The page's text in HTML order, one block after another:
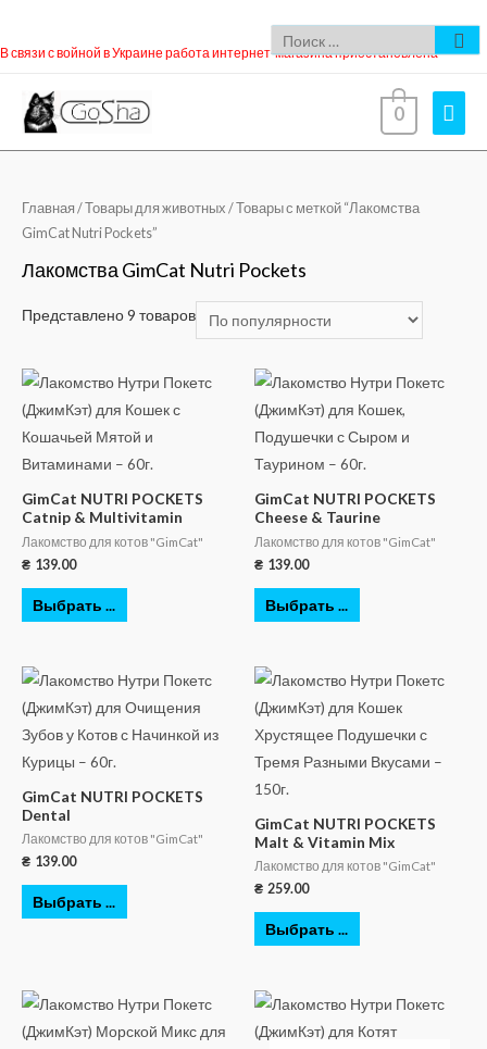
В связи с войной в Украине работа интернет-магазина приостановлена
0
Главная /Товары для животных / Товары с меткой “Лакомства
GimCat Nutri Pockets”
Лакомства GimCat Nutri Pockets
Представлено 9 товаров
GimCat NUTRI POCKETS
Catnip & Multivitamin
Лакомство для котов "GimCat"
₴ 139.00
Выбрать ...
GimCat NUTRI POCKETS
Cheese & Taurine
Лакомство для котов "GimCat"
₴ 139.00
Выбрать ...
GimCat NUTRI POCKETS
Dental
Лакомство для котов "GimCat"
₴ 139.00
Выбрать ...
GimCat NUTRI POCKETS
Malt & Vitamin Mix
Лакомство для котов "GimCat"
₴ 259.00
Выбрать ...